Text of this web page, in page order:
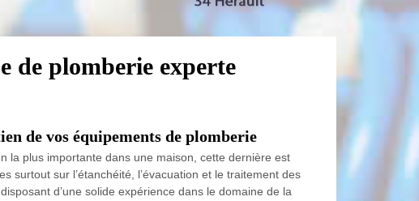
de plomberie experte
de vos équipements de plomberie
la plus importante dans une maison, cette dernière est
surtout sur l’étanchéité, l’évacuation et le traitement des
d’une solide expérience dans le domaine de la